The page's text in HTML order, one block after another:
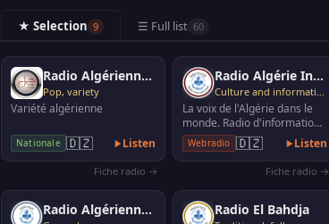
★ Selection 9 ☰ Full list 60
Radio Algérienne - Jil FM
Pop, variety
Variété algérienne
Nationale 🇩🇿 Listen
Fiche radio →
Radio Algérie Internationale
Culture and information
La voix de l'Algérie dans le
monde. Radio d'information
en quatre langue (Arabe,
Français, Angl…
Webradio 🇩🇿 Listen
Fiche radio →
Radio Algérienne - Chaine 3 Radio El Bahdja